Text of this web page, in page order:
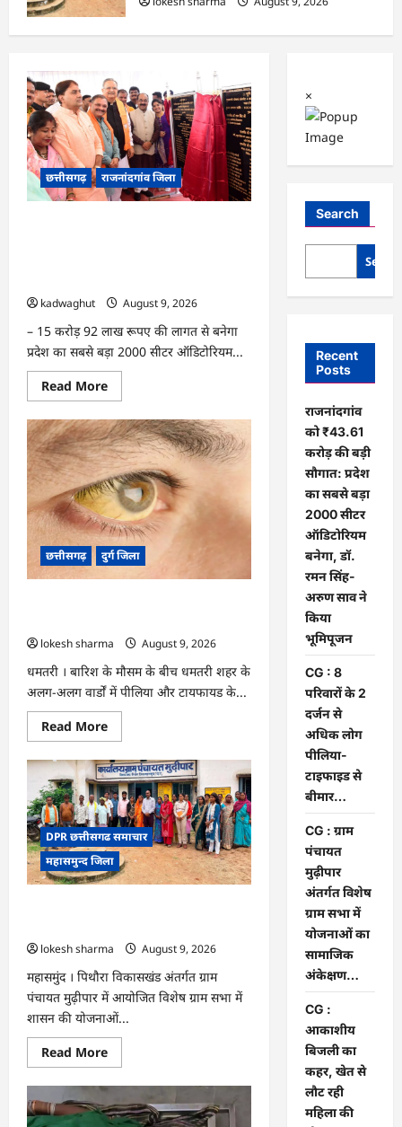
छत्तीसगढ़ राजनांदगांव जिला
kadwaghut
August 9, 2026
– 15 करोड़ 92 लाख रूपए की लागत से बनेगा
प्रदेश का सबसे बड़ा 2000 सीटर ऑडिटोरियम...
Read MoreRead
more
राजनांदगांव
को
₹43.61
करोड़
की
बड़ी
सौगात:
प्रदेश
का
सबसे
बड़ा
2000
सिंह-
अरुण
साव
ने
किया
भूमिपूजन
छत्तीसगढ़ दुर्ग जिला
lokesh sharma
August 9, 2026
धमतरी । बारिश के मौसम के बीच धमतरी शहर के
अलग-अलग वार्डों में पीलिया और टायफायड के...
Read MoreRead
more
CG
:
8
परिवारों
के
2
दर्जन
से
अधिक
लोग
पीलिया-
DPR छत्तीसगढ समाचार
महासमुन्द जिला
lokesh sharma
August 9, 2026
महासमुंद । पिथौरा विकासखंड अंतर्गत ग्राम
पंचायत मुढ़ीपार में आयोजित विशेष ग्राम सभा में
शासन की योजनाओं...
Read MoreRead
more
CG
ग्राम
×
Search
Recent
Posts
राजनांदगांव
को ₹43.61
करोड़ की बड़ी
सौगात: प्रदेश
का सबसे बड़ा
2000 सीटर
ऑडिटोरियम
बनेगा, डॉ.
रमन सिंह-
अरुण साव ने
किया
भूमिपूजन
CG : 8
परिवारों के 2
दर्जन से
अधिक लोग
पीलिया-
टाइफाइड से
बीमार…
CG : ग्राम
पंचायत
मुढ़ीपार
अंतर्गत विशेष
ग्राम सभा में
योजनाओं का
सामाजिक
अंकेक्षण…
CG :
आकाशीय
बिजली का
कहर, खेत से
लौट रही
महिला की